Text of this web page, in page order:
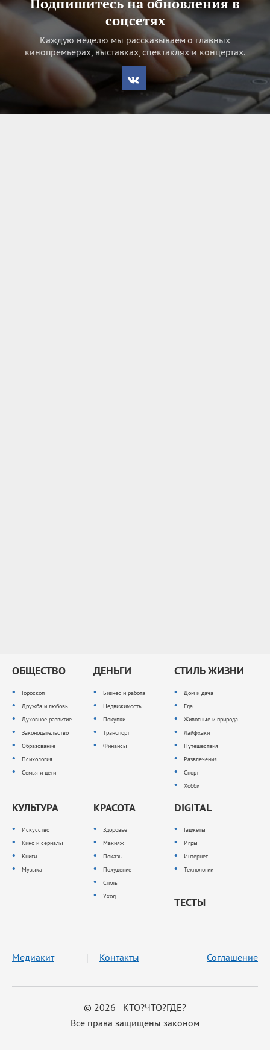
соцсетях
Каждую неделю мы рассказываем о главных
кинопремьерах, выставках, спектаклях и концертах.
ОБЩЕСТВО
Гороскоп
Дружба и любовь
Духовное развитие
Законодательство
Образование
Психология
Семья и дети
ДЕНЬГИ
Бизнес и работа
Недвижимость
Покупки
Транспорт
Финансы
СТИЛЬ ЖИЗНИ
Дом и дача
Еда
Животные и природа
Лайфхаки
Путешествия
Развлечения
Спорт
Хобби
КУЛЬТУРА
Искусство
Кино и сериалы
Книги
Музыка
КРАСОТА
Здоровье
Макияж
Показы
Похудение
Стиль
Уход
DIGITAL
Гаджеты
Игры
Интернет
Технологии
ТЕСТЫ
© 2026 КТО?ЧТО?ГДЕ?
Все права защищены законом
Медиакит Контакты Соглашение